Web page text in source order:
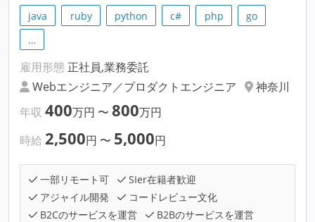
java ruby python c# php
go
…
雇用形態 正社員,業務委託
Webエンジニア／プロダクトエンジニア
神奈川
年収 400万円 〜 800万円
時給 2,500円 〜 5,000円
一部リモート可
SIer在籍者歓迎
アジャイル開発
コードレビュー文化
B2Cのサービスを運営
B2Bのサービスを運営